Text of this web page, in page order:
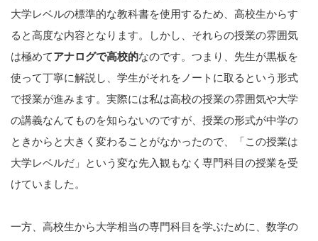
大学レベルの標準的な教科書を使用するため、高校生からす
ると高度な内容となります。しかし、それらの授業の雰囲気
は極めてアナログで高校的なのです。つまり、先生が黒板を
使って丁寧に解説し、学生がそれをノートに取るという形式
で授業が進みます。実際には私は高校の授業の雰囲気や大学
の講義なんてものを知らないのですが、授業の形式が中学の
ときからと大きく変わることがなかったので、「この授業は
大学レベルだ」という変な先入観もなく専門科目の授業を受
けていました。
一方、高校生から大学相当の専門科目を学ぶために、数学の